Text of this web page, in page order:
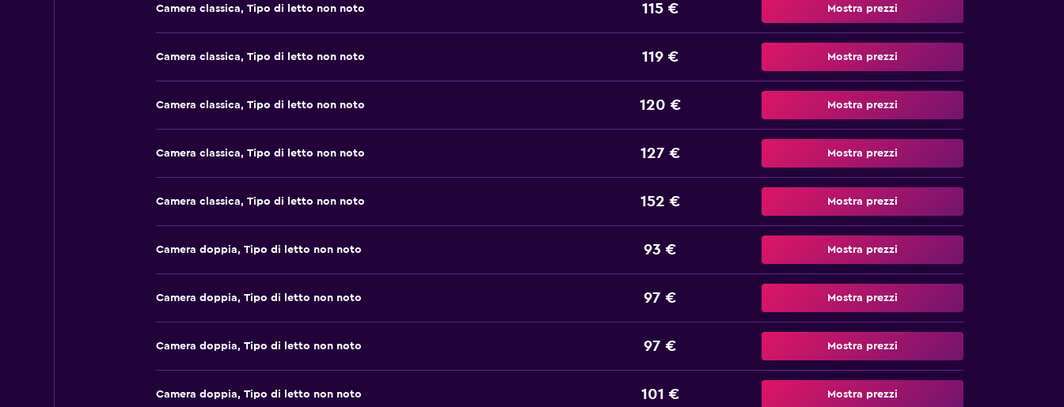
Camera classica, Tipo di letto non noto 115 € Mostra prezzi
Camera classica, Tipo di letto non noto 119 € Mostra prezzi
Camera classica, Tipo di letto non noto 120 € Mostra prezzi
Camera classica, Tipo di letto non noto 127 € Mostra prezzi
Camera classica, Tipo di letto non noto 152 € Mostra prezzi
Camera doppia, Tipo di letto non noto 93 € Mostra prezzi
Camera doppia, Tipo di letto non noto 97 € Mostra prezzi
Camera doppia, Tipo di letto non noto 97 € Mostra prezzi
Camera doppia, Tipo di letto non noto 101 € Mostra prezzi